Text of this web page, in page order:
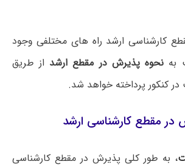
کارشناسی ارشد راه های مختلفی وجود
به نحوه پذیرش در مقطع ارشد از طریق
کنکور پرداخته خواهد شد.
مقطع کارشناسی ارشد
، به طور کلی پذیرش در مقطع کارشناسی